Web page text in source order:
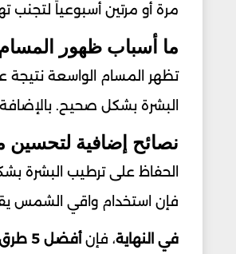
مرة أو مرتين أسبوعياً لتجنب
ما أسباب ظهور
تظهر المسام الواسعة نتيجة
البشرة بشكل صحيح.
نصائح إضافية لتحسين
الحفاظ على ترطيب البشرة
فإن استخدام واقي الشمس
في النهاية، فإنأفضل 5 طرق لتصغير المسام الواسعة طبيعيًا